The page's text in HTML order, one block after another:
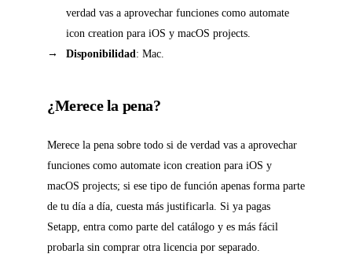
verdad vas a aprovechar funciones como automate
icon creation para iOS y macOS projects.
Disponibilidad: Mac.
¿Merece la pena?
Merece la pena sobre todo si de verdad vas a aprovechar
funciones como automate icon creation para iOS y
macOS projects; si ese tipo de función apenas forma parte
de tu día a día, cuesta más justificarla. Si ya pagas
Setapp, entra como parte del catálogo y es más fácil
probarla sin comprar otra licencia por separado.